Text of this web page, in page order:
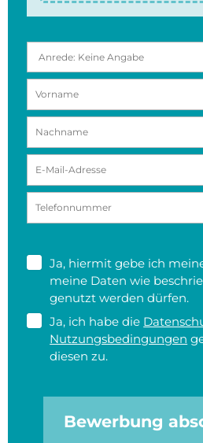
Ja, hiermit gebe ich
meine Daten wie
genutzt werden dürfen.
Ja, ich habe die
Nutzungsbedingungen
diesen zu.
Bewerbung